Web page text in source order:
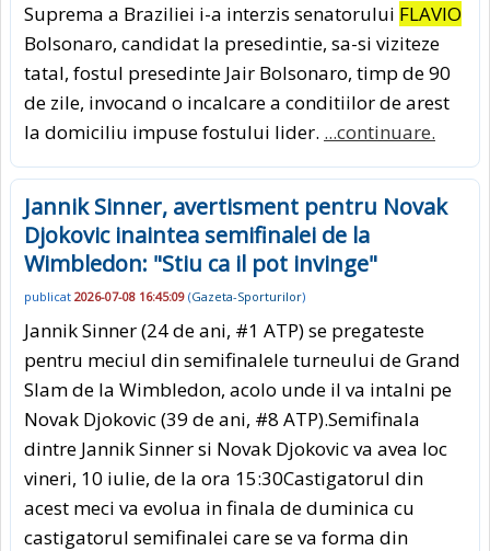
Suprema a Braziliei i-a interzis senatorului FLAVIO
Bolsonaro, candidat la presedintie, sa-si viziteze
tatal, fostul presedinte Jair Bolsonaro, timp de 90
de zile, invocand o incalcare a conditiilor de arest
la domiciliu impuse fostului lider. ...continuare.
Jannik Sinner, avertisment pentru Novak
Djokovic inaintea semifinalei de la
Wimbledon: "Stiu ca il pot invinge"
publicat 2026-07-08 16:45:09 (Gazeta-Sporturilor)
Jannik Sinner (24 de ani, #1 ATP) se pregateste
pentru meciul din semifinalele turneului de Grand
Slam de la Wimbledon, acolo unde il va intalni pe
Novak Djokovic (39 de ani, #8 ATP).Semifinala
dintre Jannik Sinner si Novak Djokovic va avea loc
vineri, 10 iulie, de la ora 15:30Castigatorul din
acest meci va evolua in finala de duminica cu
castigatorul semifinalei care se va forma din